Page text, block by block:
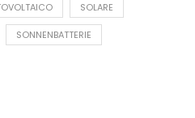
SOLARE
SONNENBATTERIE